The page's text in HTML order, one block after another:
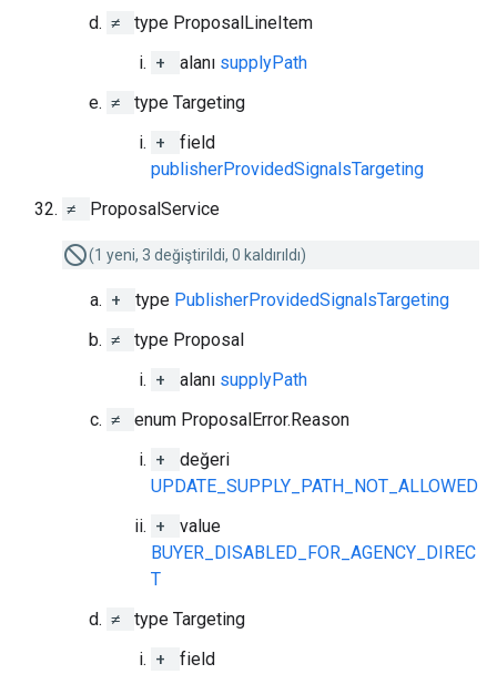
≠
type ProposalLineItem
+
alanı supplyPath
≠
type Targeting
+
field
publisherProvidedSignalsTargeting
≠
ProposalService
(1 yeni, 3 değiştirildi, 0 kaldırıldı)
+ type PublisherProvidedSignalsTargeting
≠
type Proposal
+
alanı supplyPath
≠
enum ProposalError.Reason
+
değeri
UPDATE_SUPPLY_PATH_NOT_ALLOWED
+
value
BUYER_DISABLED_FOR_AGENCY_DIREC
T
≠
type Targeting
+
field